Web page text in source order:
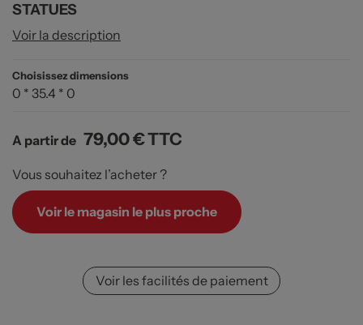
STATUES
Voir la description
Choisissez dimensions
0 * 35.4 * 0
A partir de 79,00 €TTC
Vous souhaitez l’acheter ?
Voir le magasin le plus proche
Voir les facilités de paiement